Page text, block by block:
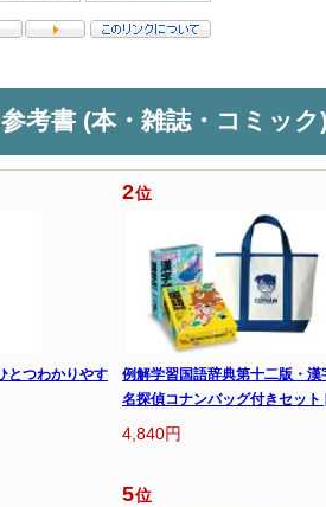
考書 (本・雑誌・コミッ
とつわかりやす
2位
例解学習国語辞典第十二版・漢
名探偵コナンバッグ付きセット
4,840円
5位